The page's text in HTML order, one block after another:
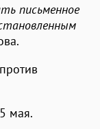
письменное
мая.